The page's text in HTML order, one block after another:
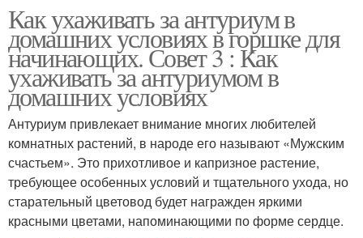
Как ухаживать за антуриум в
домашних условиях в горшке для
начинающих. Совет 3 : Как
ухаживать за антуриумом в
домашних условиях
Антуриум привлекает внимание многих любителей
комнатных растений, в народе его называют «Мужским
счастьем». Это прихотливое и капризное растение,
требующее особенных условий и тщательного ухода, но
старательный цветовод будет награжден яркими
красными цветами, напоминающими по форме сердце.